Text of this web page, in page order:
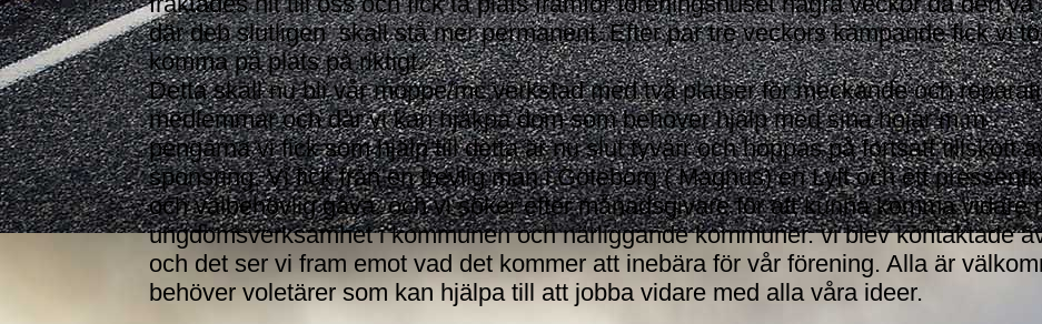
där deb slutligen skall stå mer permanent. Efter par tre veckors kämpande fick vi
komma på plats på riktigt.
Detta skall nu bli vår moppe/mc verkstad med två platser för meckande och
medlemmar och där vi kan hjäkpa dom som behöver hjälp med sina hojar m.m
pengarna vi fick som hjälp till detta är nu slut tyvärr och hoppas på fortsatt tillskott
sponsring. Vi fick från en trevlig man i Göteborg ( Magnus) en Lyft och ett
och välbehövlig gåva. och vi söker efter månadsgivare för att kunna komma vidare
ungdomsverksamhet i kommunen och närliggande kommuner. vi blev kontaktade
och det ser vi fram emot vad det kommer att inebära för vår förening. Alla är
behöver voletärer som kan hjälpa till att jobba vidare med alla våra ideer.